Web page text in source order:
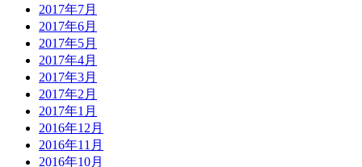
2017年7月
2017年6月
2017年5月
2017年4月
2017年3月
2017年2月
2017年1月
2016年12月
2016年11月
2016年10月